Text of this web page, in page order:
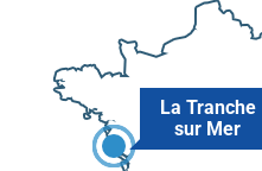
La Tranche
sur Mer